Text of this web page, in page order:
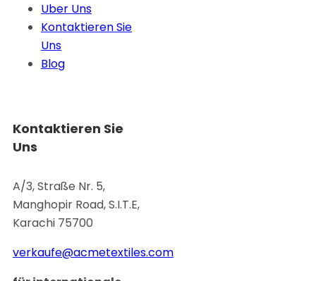
Uber Uns
Kontaktieren Sie
Uns
Blog
Kontaktieren Sie
Uns
A/3, Straße Nr. 5,
Manghopir Road, S.I.T.E,
Karachi 75700
verkaufe@acmetextiles.com